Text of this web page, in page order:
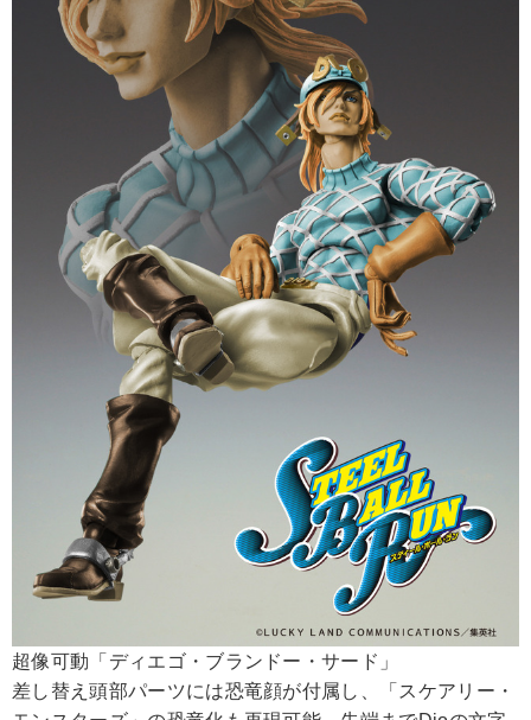
超像可動「ディエゴ・ブランドー・サード」
差し替え頭部パーツには恐竜顔が付属し、「スケアリー・